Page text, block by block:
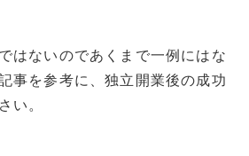
はないのであくまで一例にはな
事を参考に、独立開業後の成功
い。